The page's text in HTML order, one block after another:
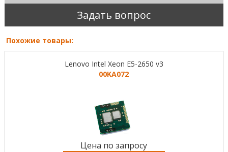
Задать вопрос
Похожие товары:
Lenovo Intel Xeon E5-2650 v3
00KA072
Цена по запросу